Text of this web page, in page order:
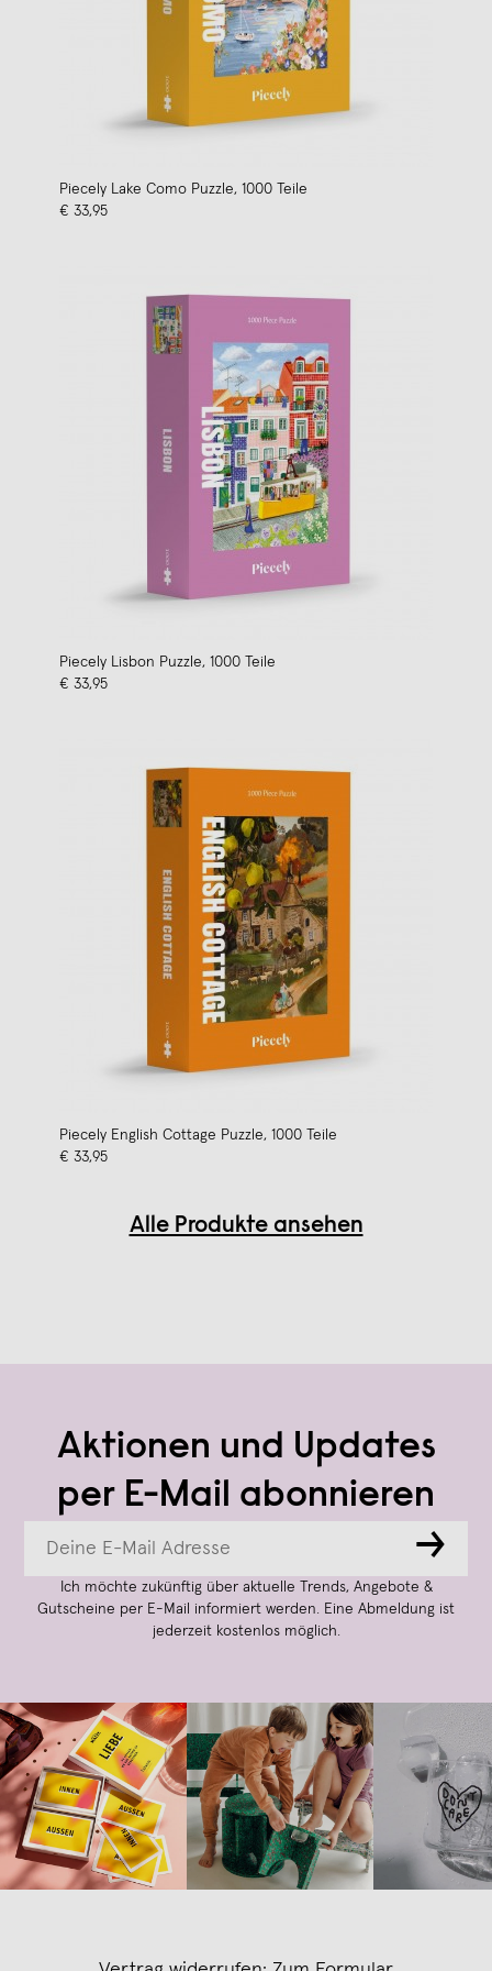
Piecely Lake Como Puzzle, 1000 Teile
€ 33,95
Piecely Lisbon Puzzle, 1000 Teile
€ 33,95
Piecely English Cottage Puzzle, 1000 Teile
€ 33,95
Alle Produkte ansehen
Aktionen und Updates
per E-Mail abonnieren
→
Ich möchte zukünftig über aktuelle Trends, Angebote &
Gutscheine per E-Mail informiert werden. Eine Abmeldung ist
jederzeit kostenlos möglich.